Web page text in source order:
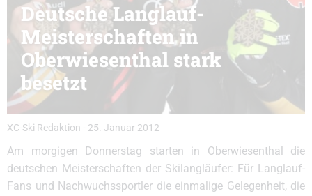
Deutsche Langlauf-
Meisterschaften in
Oberwiesenthal stark
besetzt
XC-Ski Redaktion - 25. Januar 2012
Am morgigen Donnerstag starten in Oberwiesenthal die
deutschen Meisterschaften der Skilangläufer: Für Langlauf-
Fans und Nachwuchssportler die einmalige Gelegenheit, die